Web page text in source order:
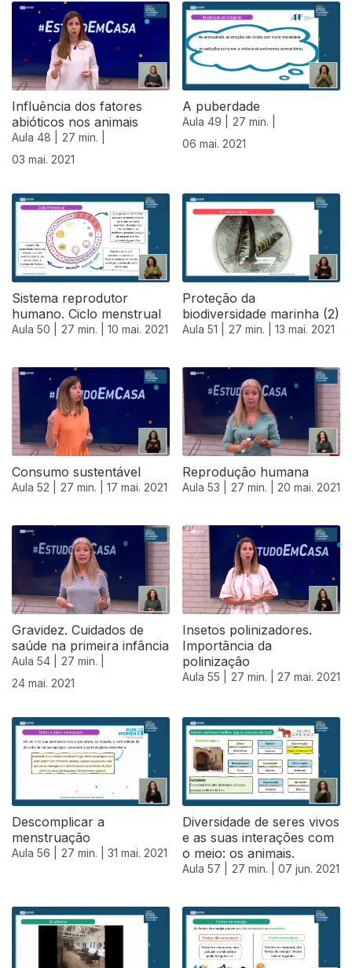
Influência dos fatores
abióticos nos animais
Aula 48 |
27 min. |
03 mai. 2021
A puberdade
Aula 49 |
27 min. |
06 mai. 2021
Sistema reprodutor
humano. Ciclo menstrual
Aula 50 | 27 min. | 10 mai. 2021
Proteção da
biodiversidade marinha (2)
Aula 51 | 27 min. | 13 mai. 2021
Consumo sustentável
Aula 52 | 27 min. | 17 mai. 2021
Reprodução humana
Aula 53 | 27 min. | 20 mai. 2021
Gravidez. Cuidados de
saúde na primeira infância
Aula 54 |
27 min. |
24 mai. 2021
Insetos polinizadores.
Importância da
polinização
Aula 55 | 27 min. | 27 mai. 2021
Descomplicar a
menstruação
Aula 56 | 27 min. | 31 mai. 2021
Diversidade de seres vivos
e as suas interações com
o meio: os animais.
Aula 57 | 27 min. | 07 jun. 2021
551929